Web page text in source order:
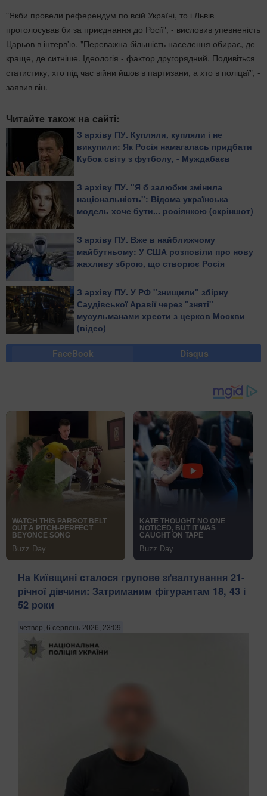
"Якби провели референдум по всій Україні, то і Львів
проголосував би за приєднання до Росії", - висловив упевненість
Царьов в інтерв'ю. "Переважна більшість населення обирає, де
краще, де ситніше. Ідеологія - фактор другорядний. Подивіться
статистику, хто під час війни йшов в партизани, а хто в поліцаї", -
заявив він.
Читайте також на сайті:
З архіву ПУ. Купляли, купляли і не
викупили: Як Росія намагалась придбати
Кубок світу з футболу, - Муждабаєв
З архіву ПУ. "Я б залюбки змінила
національність": Відома українська
модель хоче бути... росіянкою (скріншот)
З архіву ПУ. Вже в найближчому
майбутньому: У США розповіли про нову
жахливу зброю, що створює Росія
З архіву ПУ. У РФ "знищили" збірну
Саудівської Аравії через "зняті"
мусульманами хрести з церков Москви
(відео)
FaceBook Disqus
На Київщині сталося групове зґвалтування 21-
річної дівчини: Затриманим фігурантам 18, 43 і
52 роки
четвер, 6 серпень 2026, 23:09